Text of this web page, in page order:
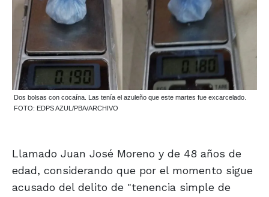
Dos bolsas con cocaína. Las tenía el azuleño que este martes fue excarcelado.
FOTO: EDPS AZUL/PBA/ARCHIVO
Llamado Juan José Moreno y de 48 años de
edad, considerando que por el momento sigue
acusado del delito de "tenencia simple de